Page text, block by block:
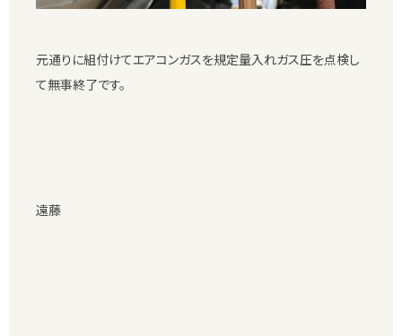
元通りに組付けてエアコンガスを規定量入れガス圧を点検し
て無事終了です。
遠藤